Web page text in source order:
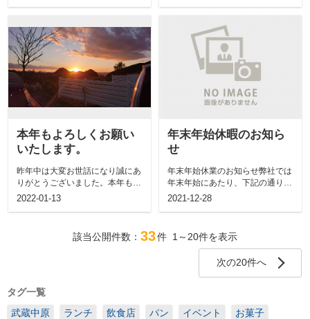
本年もよろしくお願い
いたします。
昨年中は大変お世話になり誠にあ
りがとうございました。本年もど
うぞよろしくお願い申し上げま
2022-01-13
年末年始休暇のお知ら
せ
年末年始休業のお知らせ弊社では
年末年始にあたり、下記の通り休
業とさせていただきます。期間
2021-12-28
該当公開件数： 33件 1～20件を表示
次の20件へ
タグ一覧
武蔵中原
ランチ 飲食店 パン イベント お菓子